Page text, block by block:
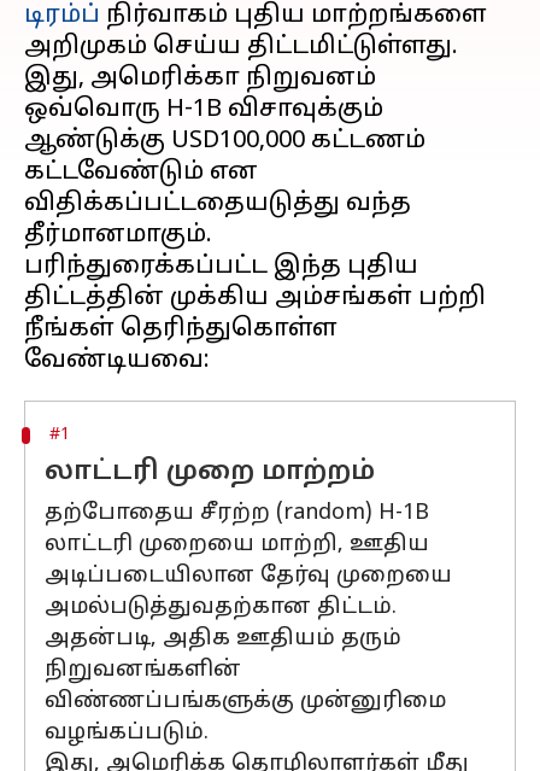
டிரம்ப் நிர்வாகம் புதிய மாற்றங்களை
அறிமுகம் செய்ய திட்டமிட்டுள்ளது.
இது, அமெரிக்கா நிறுவனம்
ஒவ்வொரு H-1B விசாவுக்கும்
ஆண்டுக்கு USD100,000 கட்டணம்
கட்டவேண்டும் என
விதிக்கப்பட்டதையடுத்து வந்த
தீர்மானமாகும்.
பரிந்துரைக்கப்பட்ட இந்த புதிய
திட்டத்தின் முக்கிய அம்சங்கள் பற்றி
நீங்கள் தெரிந்துகொள்ள
#1
லாட்டரி முறை மாற்றம்
தற்போதைய சீரற்ற (random) H-1B
லாட்டரி முறையை மாற்றி, ஊதிய
அடிப்படையிலான தேர்வு முறையை
அமல்படுத்துவதற்கான திட்டம்.
அதன்படி, அதிக ஊதியம் தரும்
நிறுவனங்களின்
விண்ணப்பங்களுக்கு முன்னுரிமை
வழங்கப்படும்.
இது, அமெரிக்க தொழிலாளர்கள் மீது